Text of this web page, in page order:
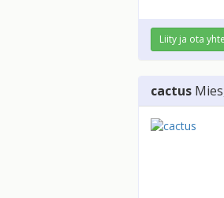
Liity ja ota
cactus Mies